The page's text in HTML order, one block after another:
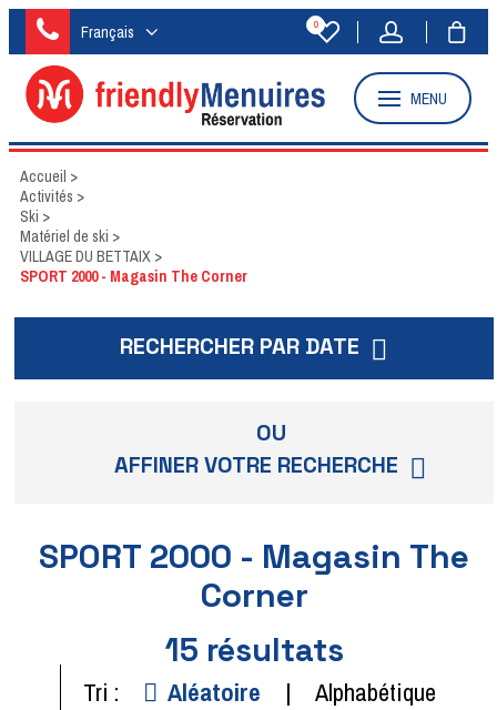
Français 0
MENU
Accueil >
Activités >
Ski >
Matériel de ski >
VILLAGE DU BETTAIX >
SPORT 2000 - Magasin The Corner
RECHERCHER PAR DATE
OU
AFFINER VOTRE RECHERCHE
SPORT 2000 - Magasin The
Corner
15 résultats
Tri : Aléatoire Alphabétique